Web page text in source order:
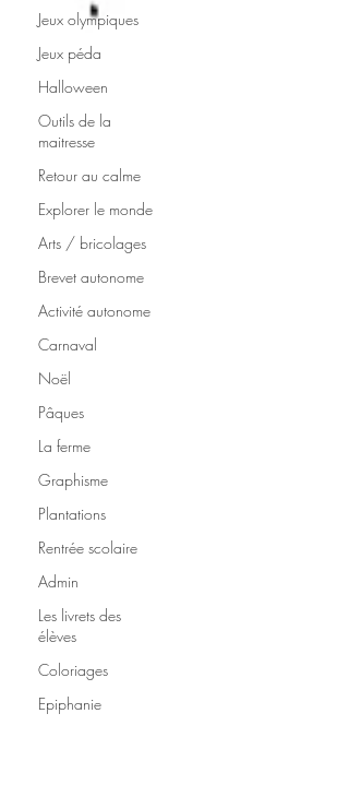
Jeux olympiques
Jeux péda
Halloween
Outils de la
maitresse
Retour au calme
Explorer le monde
Arts / bricolages
Brevet autonome
Activité autonome
Carnaval
Noël
Pâques
La ferme
Graphisme
Plantations
Rentrée scolaire
Admin
Les livrets des
élèves
Coloriages
Epiphanie